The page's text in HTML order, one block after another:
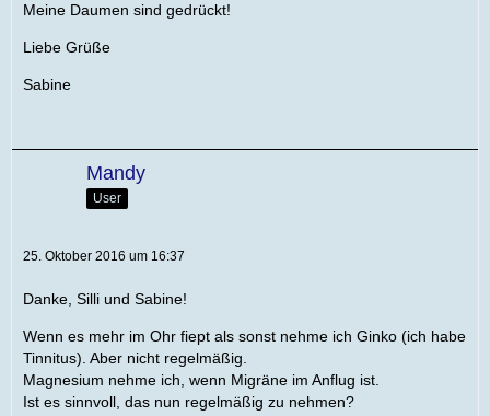
Meine Daumen sind gedrückt!
Liebe Grüße
Sabine
Mandy
User
25. Oktober 2016 um 16:37
Danke, Silli und Sabine!
Wenn es mehr im Ohr fiept als sonst nehme ich Ginko (ich habe
Tinnitus). Aber nicht regelmäßig.
Magnesium nehme ich, wenn Migräne im Anflug ist.
Ist es sinnvoll, das nun regelmäßig zu nehmen?